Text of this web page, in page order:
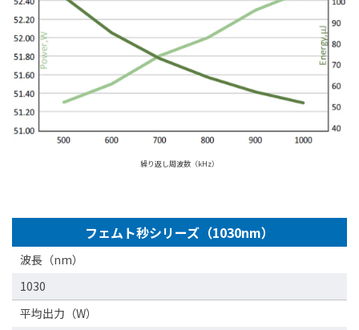
繰り返し周波数（kHz）
フェムト秒シリーズ（1030nm）
波長（nm）
1030
平均出力（W）